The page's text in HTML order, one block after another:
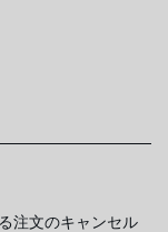
注文のキャンセル